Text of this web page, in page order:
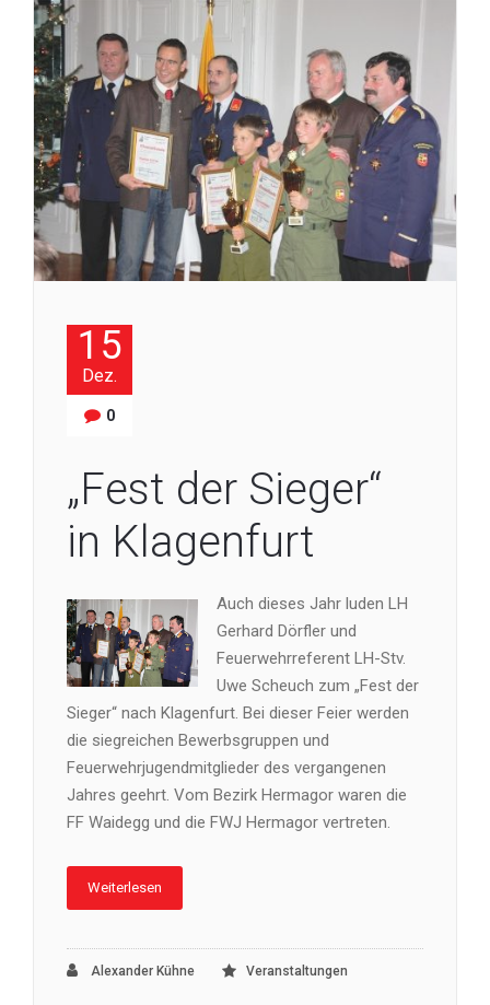
15
Dez.
0
„Fest der Sieger“
in Klagenfurt
Auch dieses Jahr luden LH
Gerhard Dörfler und
Feuerwehrreferent LH-Stv.
Uwe Scheuch zum „Fest der
Sieger“ nach Klagenfurt. Bei dieser Feier werden
die siegreichen Bewerbsgruppen und
Feuerwehrjugendmitglieder des vergangenen
Jahres geehrt. Vom Bezirk Hermagor waren die
FF Waidegg und die FWJ Hermagor vertreten.
Weiterlesen
Alexander Kühne Veranstaltungen